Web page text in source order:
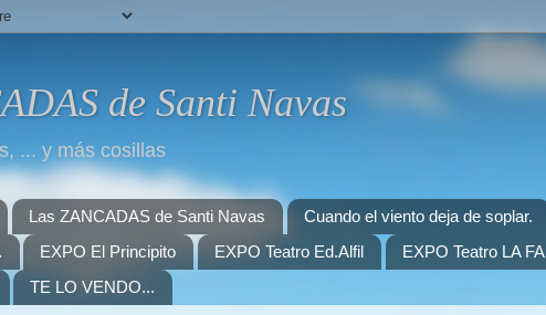
de Santi Navas
... y más cosillas
Las ZANCADAS de Santi Navas Cuando el viento deja de soplar.
EXPO El Principito EXPO Teatro Ed.Alfil EXPO Teatro LA
TE LO VENDO...